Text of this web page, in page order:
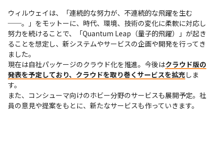
ウィルウェイは、「連続的な努力が、不連続的な飛躍を生む
──。」をモットーに、時代、環境、技術の変化に柔軟に対応し
努力を続けることで、「Quantum Leap（量子的飛躍）」が起き
ることを想定し、新システムやサービスの企画や開発を行ってき
ました。
現在は自社パッケージのクラウド化を推進。今後はクラウド版の
発表を予定しており、クラウドを取り巻くサービスを拡充しま
す。
また、コンシューマ向けのホビー分野のサービスも展開予定。社
員の意見や提案をもとに、新たなサービスも作っていきます。